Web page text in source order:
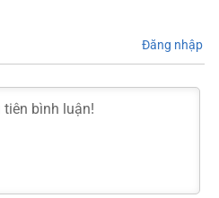
Đăng nhập